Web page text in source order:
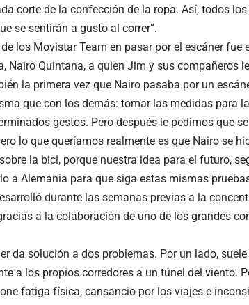
corte de la confección de la ropa. Así, todos
se sentirán a gusto al correr”.
los Movistar Team en pasar por el escáner
Nairo Quintana, a quien Jim y sus compañeros
la primera vez que Nairo pasaba por un
que con los demás: tomar las medidas para
gestos. Pero después le pedimos que
lo que queríamos realmente es que Nairo se
la bici, porque nuestra idea para el futuro,
a Alemania para que siga estas mismas
durante las semanas previas a la
a la colaboración de uno de los grandes
da solución a dos problemas. Por un lado,
a los propios corredores a un túnel del viento.
fatiga física, cansancio por los viajes e